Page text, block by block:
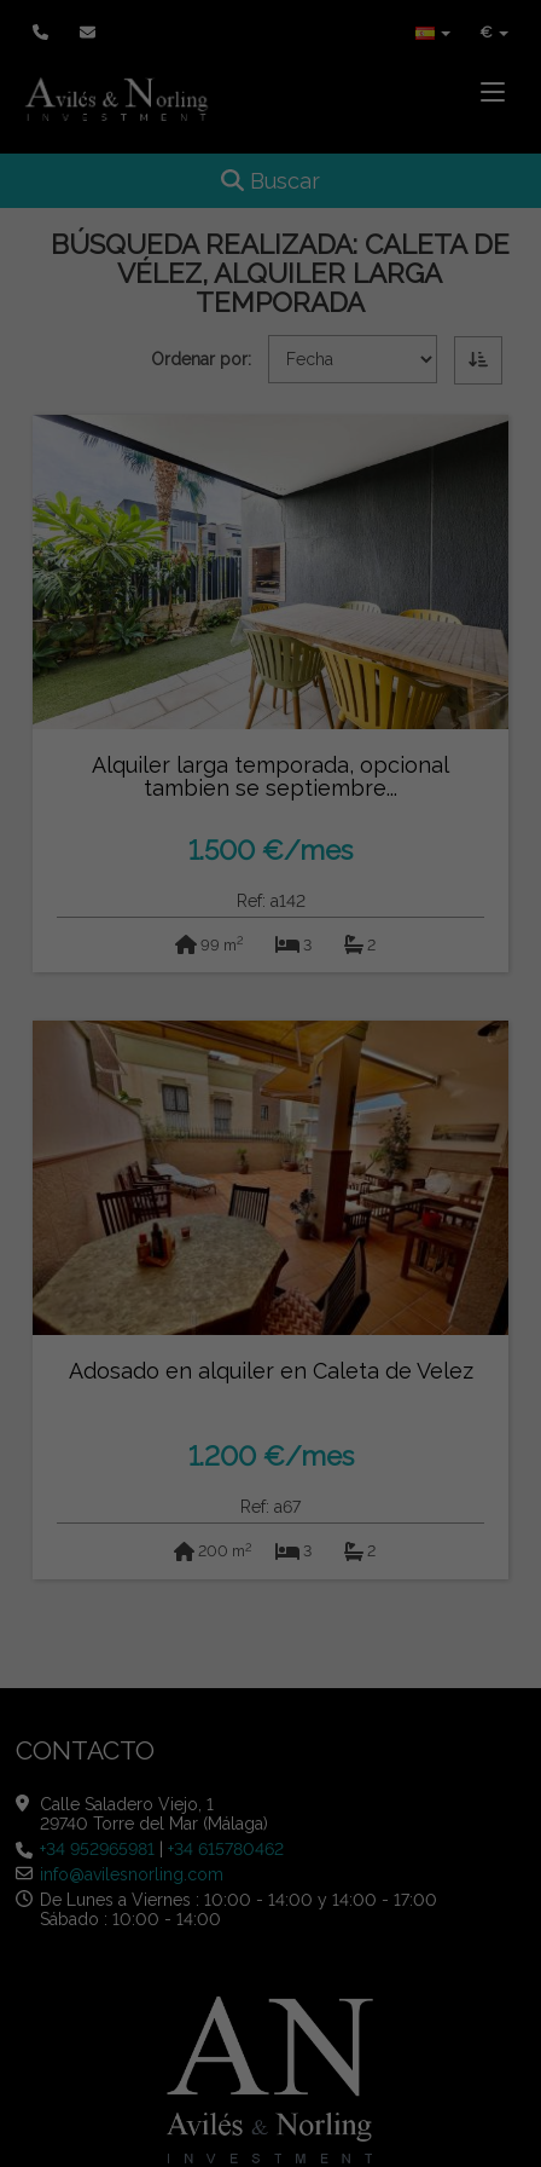
€
Toggle navigation
Buscar
BÚSQUEDA REALIZADA:CALETA DE
VÉLEZ, ALQUILER LARGA
TEMPORADA
Ordenar por:
Alquiler larga temporada, opcional
tambien se septiembre...
1.500 €/mes
Ref: a142
99 m2 3 2
Adosado en alquiler en Caleta de Velez
1.200 €/mes
Ref: a67
200 m2 3 2
CONTACTO
Calle Saladero Viejo, 1
29740 Torre del Mar (Málaga)
+34 952965981 |+34 615780462
info@avilesnorling.com
De Lunes a Viernes : 10:00 - 14:00 y 14:00 - 17:00
Sábado : 10:00 - 14:00